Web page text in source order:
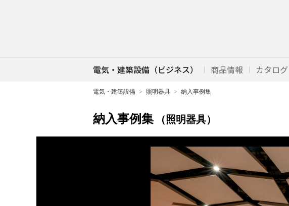
電気・建築設備（ビジネス） 商品情報 カタログ
電気・建築設備 照明器具 納入事例集
納入事例集 （照明器具）